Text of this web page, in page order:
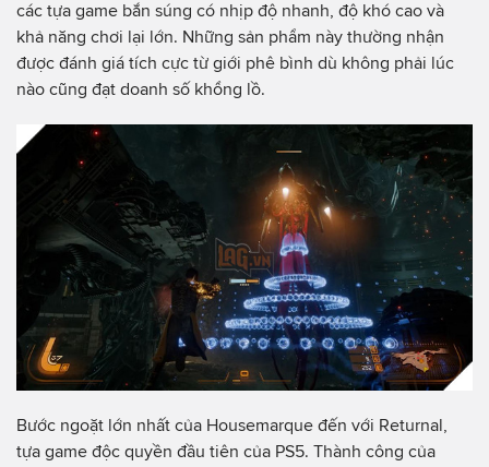
các tựa game bắn súng có nhịp độ nhanh, độ khó cao và
khả năng chơi lại lớn. Những sản phẩm này thường nhận
được đánh giá tích cực từ giới phê bình dù không phải lúc
nào cũng đạt doanh số khổng lồ.
Bước ngoặt lớn nhất của Housemarque đến với Returnal,
tựa game độc quyền đầu tiên của PS5. Thành công của